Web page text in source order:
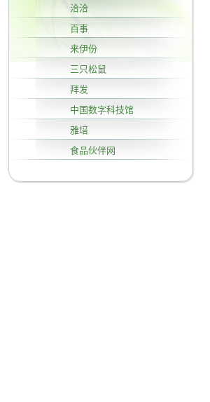
洽洽
百事
来伊份
三只松鼠
拜发
中国数字科技馆
雅培
食品伙伴网